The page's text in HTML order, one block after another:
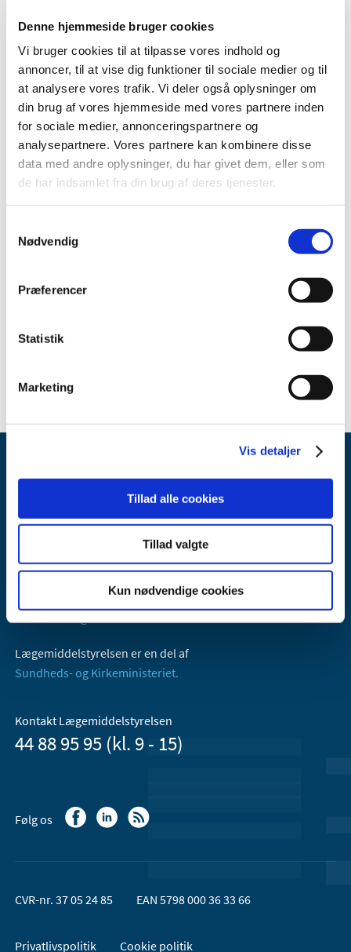
Denne hjemmeside bruger cookies
Vi bruger cookies til at tilpasse vores indhold og
annoncer, til at vise dig funktioner til sociale medier og til
at analysere vores trafik. Vi deler også oplysninger om
din brug af vores hjemmeside med vores partnere inden
for sociale medier, annonceringspartnere og
analysepartnere. Vores partnere kan kombinere disse
data med andre oplysninger, du har givet dem, eller som
de har indsamlet fra din brug af deres tjenester.
Nødvendig
Præferencer
Statistik
Marketing
Vis detaljer
Tillad alle cookies
Tillad valgte
Kun nødvendige cookies
Sundhedsstyrelsens afgørelse om generelt tilskud til
Eklira Genuair (pdf - 0,03 MB)
Medicintilskudsnævnets indstilling vedrørende Eklira
Genuair (pdf - 0,06 MB)
Emner
Afgørelser om generelt tilskud
Kontakt
Send en mail
Lægemiddelstyrelsen
Axel Heides Gade 1
2300 København S
Lægemiddelstyrelsen er en del af
Sundheds- og Kirkeministeriet.
Kontakt Lægemiddelstyrelsen
44 88 95 95 (kl. 9 - 15)
Følg os
CVR-nr. 37 05 24 85 EAN 5798 000 36 33 66
Privatlivspolitik Cookie politik